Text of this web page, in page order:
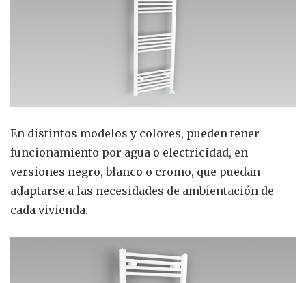
En distintos modelos y colores, pueden tener
funcionamiento por agua o electricidad, en
versiones negro, blanco o cromo, que puedan
adaptarse a las necesidades de ambientación de
cada vivienda.